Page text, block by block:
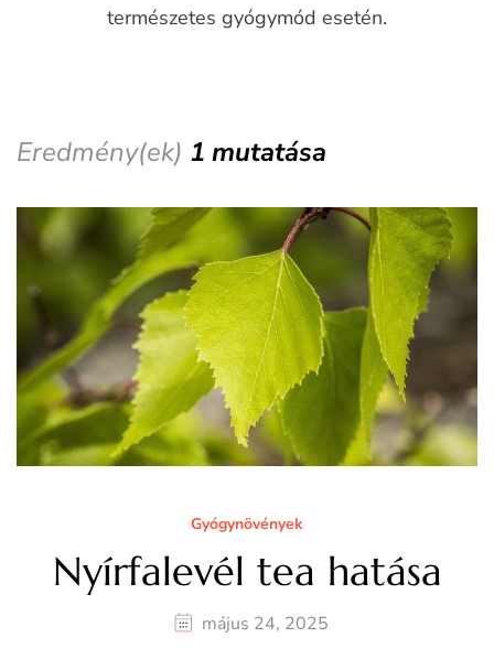
természetes gyógymód esetén.
Eredmény(ek) 1 mutatása
Gyógynövények
Nyírfalevél tea hatása
május 24, 2025